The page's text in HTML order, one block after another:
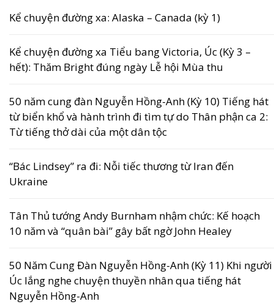
Kể chuyện đường xa: Alaska – Canada (kỳ 1)
Kể chuyện đường xa Tiểu bang Victoria, Úc (Kỳ 3 –
hết): Thăm Bright đúng ngày Lễ hội Mùa thu
50 năm cung đàn Nguyễn Hồng-Anh (Kỳ 10) Tiếng hát
từ biển khổ và hành trình đi tìm tự do Thân phận ca 2:
Từ tiếng thở dài của một dân tộc
“Bác Lindsey” ra đi: Nỗi tiếc thương từ Iran đến
Ukraine
Tân Thủ tướng Andy Burnham nhậm chức: Kế hoạch
10 năm và “quân bài” gây bất ngờ John Healey
50 Năm Cung Đàn Nguyễn Hồng-Anh (Kỳ 11) Khi người
Úc lắng nghe chuyện thuyền nhân qua tiếng hát
Nguyễn Hồng-Anh